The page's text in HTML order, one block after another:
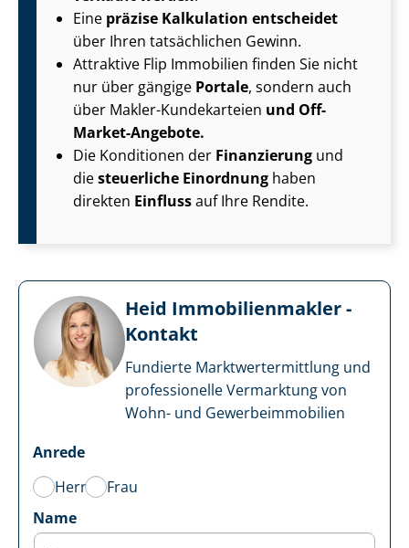
Eine präzise Kalkulation entscheidet
über Ihren tatsächlichen Gewinn.
Attraktive Flip Immobilien finden Sie nicht
nur über gängige Portale, sondern auch
über Makler-Kundekarteien und Off-
Market-Angebote.
Die Konditionen der Finanzierung und
diesteuerliche Einordnung haben
direkten Einflussauf Ihre Rendite.
Heid Im­mo­bi­li­en­mak­ler -
Kontakt
Fundierte Markt­wert­ermitt­lung und
professionelle Vermarktung von
Wohn- und Ge­wer­be­im­mo­bi­li­en
Anrede
Herr
Frau
Name